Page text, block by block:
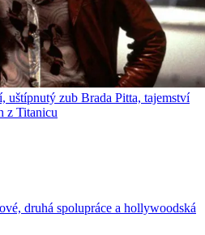
uštípnutý zub Brada Pitta, tajemství
z Titanicu
druhá spolupráce a hollywoodská